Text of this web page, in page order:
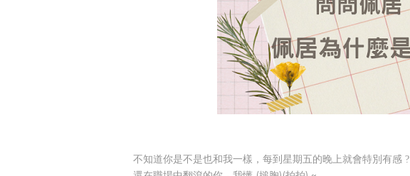
不知道你是不是也和我一樣，每到星期五的晚上就會特別有感 ?